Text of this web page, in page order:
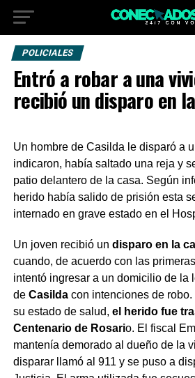
POLICIALES
Entró a robar a una
recibió un disparo en
Un hombre de Casilda le disparó a
indicaron, había saltado una reja y
patio delantero de la casa. Según
herido había salido de prisión esta
internado en grave estado en el
Un joven recibió un disparo en la
cuando, de acuerdo con las
intentó ingresar a un domicilio de la
de Casilda con intenciones de
su estado de salud, el herido fue
Centenario de Rosario. El fiscal
mantenía demorado al dueño de la
disparar llamó al 911 y se puso a